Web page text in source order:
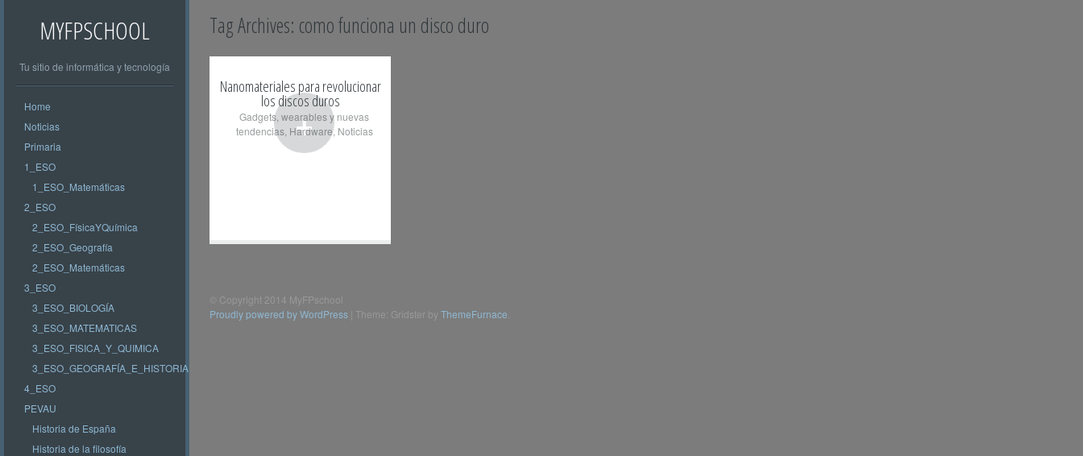
MYFPSCHOOL
Tu sitio de informática y tecnología
Home
Noticias
Primaria
1_ESO
1_ESO_Matemáticas
2_ESO
2_ESO_FísicaYQuímica
2_ESO_Geografía
2_ESO_Matemáticas
3_ESO
3_ESO_BIOLOGÍA
3_ESO_MATEMATICAS
3_ESO_FISICA_Y_QUIMICA
3_ESO_GEOGRAFÍA_E_HISTORIA
4_ESO
PEVAU
Historia de España
Historia de la filosofía
Tag Archives: como funciona un disco duro
+
Nanomateriales para revolucionar
los discos duros
Gadgets, wearables y nuevas
tendencias, Hardware, Noticias
© Copyright 2014 MyFPschool
Proudly powered by WordPress Theme: Gridster by ThemeFurnace